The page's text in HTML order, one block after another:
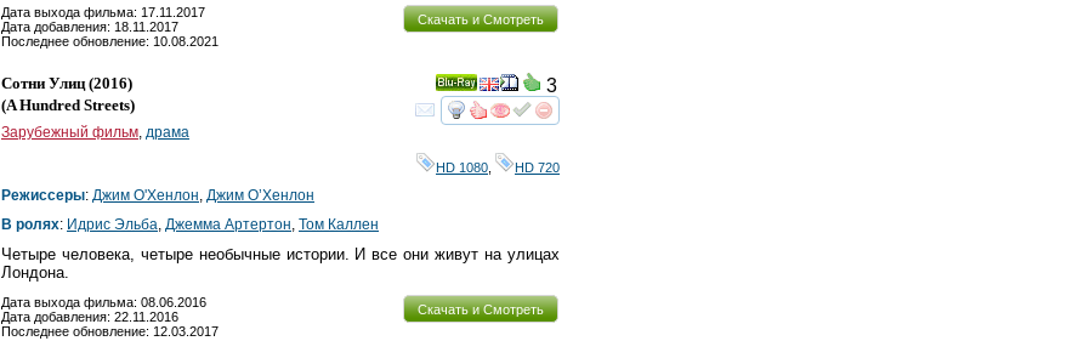
Скачать и Смотреть
Дата выхода фильма: 17.11.2017
Дата добавления: 18.11.2017
Последнее обновление: 10.08.2021
смотретьинтересует
Ray
3
Сотни Улиц(2016)
(A Hundred Streets)
Зарубежный фильм, драма
HD 1080 HD 720
Режиссеры: Джим О'Хенлон, Джим О’Хенлон
В ролях: Идрис Эльба, Джемма Артертон, Том Каллен
Четыре человека, четыре необычные истории. И все они живут на улицах
Лондона.
Скачать и Смотреть
Дата выхода фильма: 08.06.2016
Дата добавления: 22.11.2016
Последнее обновление: 12.03.2017